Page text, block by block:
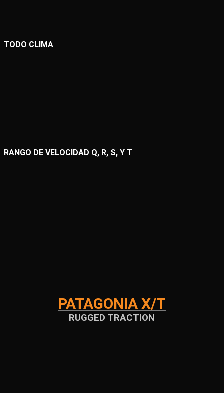
TODO CLIMA
RANGO DE VELOCIDAD Q, R, S, Y T
PATAGONIA X/T
RUGGED TRACTION